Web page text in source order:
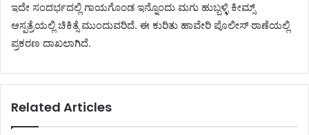
ಇದೇ ಸಂದರ್ಭದಲ್ಲಿ ಗಾಯಗೊಂಡ ಇನ್ನೊಂದು ಮಗು ಹುಬ್ಬಳ್ಳಿ ಕೀಮ್ಸ್
ಆಸ್ಪತ್ರೆಯಲ್ಲಿ ಚಿಕಿತ್ಸೆ ಮುಂದುವರಿದೆ. ಈ ಕುರಿತು ಹಾವೇರಿ ಪೊಲೀಸ್ ಠಾಣೆಯಲ್ಲಿ
ಪ್ರಕರಣ ದಾಖಲಾಗಿದೆ.
Related Articles